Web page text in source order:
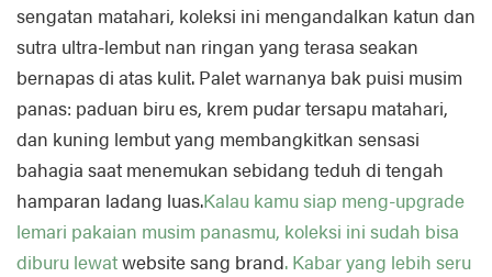
sengatan matahari, koleksi ini mengandalkan katun dan
sutra ultra-lembut nan ringan yang terasa seakan
bernapas di atas kulit. Palet warnanya bak puisi musim
panas: paduan biru es, krem pudar tersapu matahari,
dan kuning lembut yang membangkitkan sensasi
bahagia saat menemukan sebidang teduh di tengah
hamparan ladang luas.Kalau kamu siap meng-upgrade
lemari pakaian musim panasmu, koleksi ini sudah bisa
diburu lewatwebsite sang brand. Kabar yang lebih seru